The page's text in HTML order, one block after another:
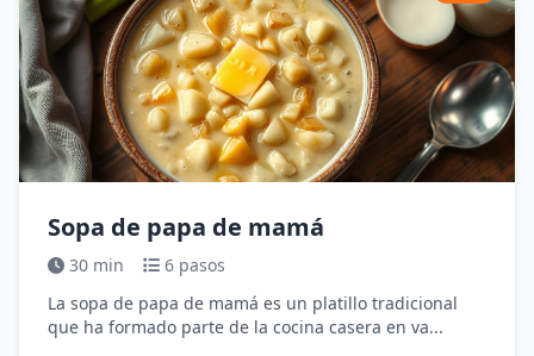
Sopa de papa de mamá
30 min
6 pasos
La sopa de papa de mamá es un platillo tradicional
que ha formado parte de la cocina casera en va...